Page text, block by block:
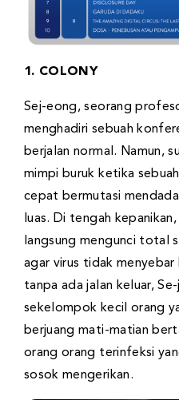
1. COLONY
Sej-eong, seorang
menghadiri sebuah
berjalan normal. Namun,
mimpi buruk ketika
cepat bermutasi
luas. Di tengah
langsung mengunci total
agar virus tidak
tanpa ada jalan keluar,
sekelompok kecil orang
berjuang mati-matian
orang orang terinfeksi
sosok mengerikan.